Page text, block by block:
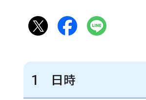
1 日時